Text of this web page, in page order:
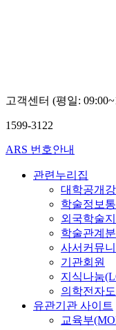
고객센터 (평일:
1599-3122
ARS 번호안내
관련누리집
대학공개
학술정보
외국학술
학술관계
사서커뮤니
기관회원
지식나눔
의학전자
유관기관 사이트
교육부